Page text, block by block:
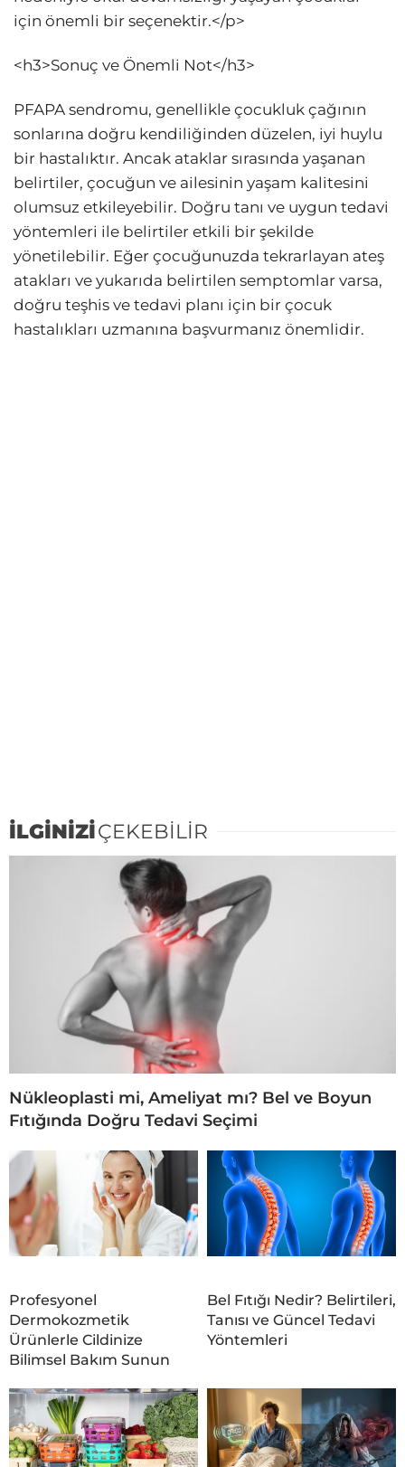
için önemli bir seçenektir.</p>
<h3>Sonuç ve Önemli Not</h3>
PFAPA sendromu, genellikle çocukluk çağının
sonlarına doğru kendiliğinden düzelen, iyi huylu
bir hastalıktır. Ancak ataklar sırasında yaşanan
belirtiler, çocuğun ve ailesinin yaşam kalitesini
olumsuz etkileyebilir. Doğru tanı ve uygun tedavi
yöntemleri ile belirtiler etkili bir şekilde
yönetilebilir. Eğer çocuğunuzda tekrarlayan ateş
atakları ve yukarıda belirtilen semptomlar varsa,
doğru teşhis ve tedavi planı için bir çocuk
hastalıkları uzmanına başvurmanız önemlidir.
İLGİNİZİÇEKEBİLİR
Nükleoplasti mi, Ameliyat mı? Bel ve Boyun
Fıtığında Doğru Tedavi Seçimi
Profesyonel
Dermokozmetik
Ürünlerle Cildinize
Bilimsel Bakım Sunun
Bel Fıtığı Nedir? Belirtileri,
Tanısı ve Güncel Tedavi
Yöntemleri